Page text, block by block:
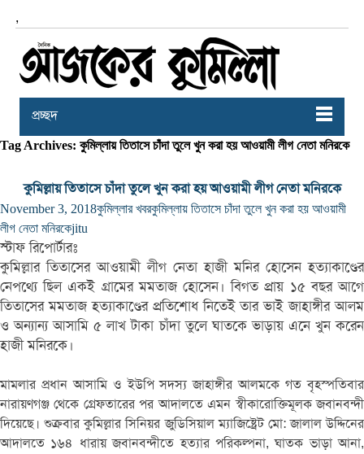
,
প্রচ্ছদ
Tag Archives: কুমিল্লায় তিতাসে চাঁদা তুলে খুন করা হয় আওয়ামী লীগ নেতা মনিরকে
কুমিল্লায় তিতাসে চাঁদা তুলে খুন করা হয় আওয়ামী লীগ নেতা মনিরকে
November 3, 2018কুমিল্লার খবরকুমিল্লায় তিতাসে চাঁদা তুলে খুন করা হয় আওয়ামী
লীগ নেতা মনিরকেjitu
স্টাফ রিপোর্টারঃ
কুমিল্লার তিতাসের আওয়ামী লীগ নেতা হাজী মনির হোসেন হত্যাকাণ্ডের
নেপথ্যে ছিল একই গ্রামের মমতাজ হোসেন। বিগত প্রায় ১৫ বছর আগে
তিতাসের মমতাজ হত্যাকাণ্ডের প্রতিশোধ নিতেই তার ভাই জাহাঙ্গীর আলম
ও অন্যান্য আসামি ৫ লাখ টাকা চাঁদা তুলে ঘাতকে ভাড়ায় এনে খুন করেন
হাজী মনিরকে।
মামলার প্রধান আসামি ও ইউপি সদস্য জাহাঙ্গীর আলমকে গত বৃহস্পতিবার
নারায়ণগঞ্জ থেকে গ্রেফতারের পর আদালতে এমন স্বীকারোক্তিমূলক জবানবন্দী
দিয়েছে। শুক্রবার কুমিল্লার সিনিয়র জুডিসিয়াল ম্যাজিষ্ট্রেট মো: জালাল উদ্দিনের
আদালতে ১৬৪ ধারায় জবানবন্দীতে হত্যার পরিকল্পনা, ঘাতক ভাড়া আনা,